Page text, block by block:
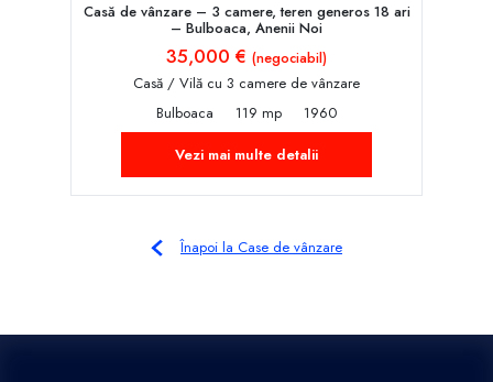
Casă de vânzare – 3 camere, teren generos 18 ari
– Bulboaca, Anenii Noi
35,000 € (negociabil)
Casă / Vilă cu 3 camere de vânzare
Bulboaca
119 mp
1960
Vezi mai multe detalii
Înapoi la Case de vânzare